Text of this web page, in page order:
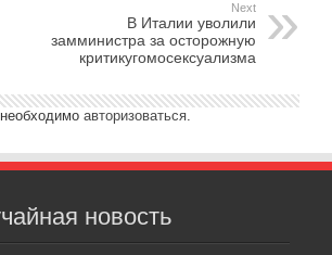
Next
В Италии уволили
замминистра за осторожную
критикугомосексуализма
авторизоваться.
новость